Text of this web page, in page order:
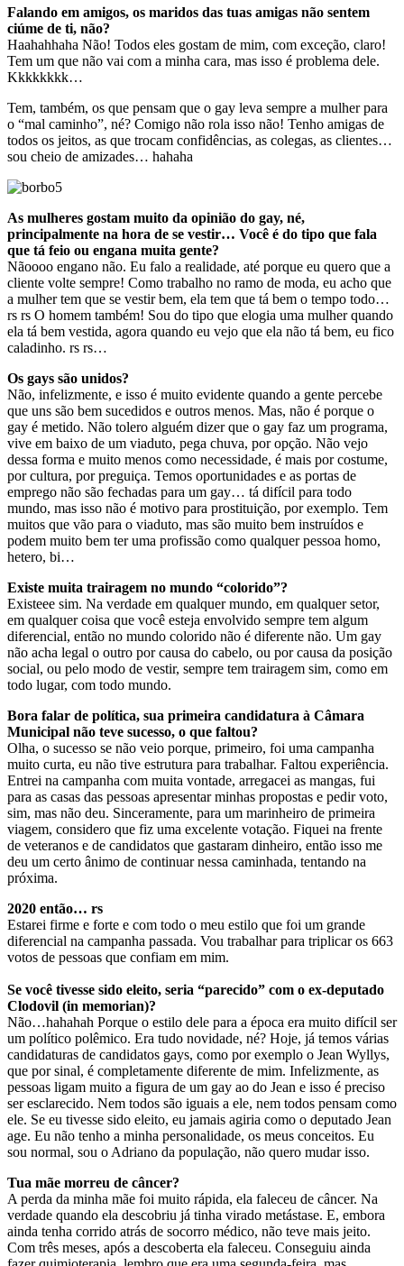
Falando em amigos, os maridos das tuas amigas não sentem
ciúme de ti, não?
Haahahhaha Não! Todos eles gostam de mim, com exceção, claro!
Tem um que não vai com a minha cara, mas isso é problema dele.
Kkkkkkkk…
Tem, também, os que pensam que o gay leva sempre a mulher para
o “mal caminho”, né? Comigo não rola isso não! Tenho amigas de
todos os jeitos, as que trocam confidências, as colegas, as clientes…
sou cheio de amizades… hahaha
As mulheres gostam muito da opinião do gay, né,
principalmente na hora de se vestir… Você é do tipo que fala
que tá feio ou engana muita gente?
Nãoooo engano não. Eu falo a realidade, até porque eu quero que a
cliente volte sempre! Como trabalho no ramo de moda, eu acho que
a mulher tem que se vestir bem, ela tem que tá bem o tempo todo…
rs rs O homem também! Sou do tipo que elogia uma mulher quando
ela tá bem vestida, agora quando eu vejo que ela não tá bem, eu fico
caladinho. rs rs…
Os gays são unidos?
Não, infelizmente, e isso é muito evidente quando a gente percebe
que uns são bem sucedidos e outros menos. Mas, não é porque o
gay é metido. Não tolero alguém dizer que o gay faz um programa,
vive em baixo de um viaduto, pega chuva, por opção. Não vejo
dessa forma e muito menos como necessidade, é mais por costume,
por cultura, por preguiça. Temos oportunidades e as portas de
emprego não são fechadas para um gay… tá difícil para todo
mundo, mas isso não é motivo para prostituição, por exemplo. Tem
muitos que vão para o viaduto, mas são muito bem instruídos e
podem muito bem ter uma profissão como qualquer pessoa homo,
hetero, bi…
Existe muita trairagem no mundo “colorido”?
Existeee sim. Na verdade em qualquer mundo, em qualquer setor,
em qualquer coisa que você esteja envolvido sempre tem algum
diferencial, então no mundo colorido não é diferente não. Um gay
não acha legal o outro por causa do cabelo, ou por causa da posição
social, ou pelo modo de vestir, sempre tem trairagem sim, como em
todo lugar, com todo mundo.
Bora falar de política, sua primeira candidatura à Câmara
Municipal não teve sucesso, o que faltou?
Olha, o sucesso se não veio porque, primeiro, foi uma campanha
muito curta, eu não tive estrutura para trabalhar. Faltou experiência.
Entrei na campanha com muita vontade, arregacei as mangas, fui
para as casas das pessoas apresentar minhas propostas e pedir voto,
sim, mas não deu. Sinceramente, para um marinheiro de primeira
viagem, considero que fiz uma excelente votação. Fiquei na frente
de veteranos e de candidatos que gastaram dinheiro, então isso me
deu um certo ânimo de continuar nessa caminhada, tentando na
próxima.
2020 então… rs
Estarei firme e forte e com todo o meu estilo que foi um grande
diferencial na campanha passada. Vou trabalhar para triplicar os 663
votos de pessoas que confiam em mim.
Se você tivesse sido eleito, seria “parecido” com o ex-deputado
Clodovil (in memorian)?
Não…hahahah Porque o estilo dele para a época era muito difícil ser
um político polêmico. Era tudo novidade, né? Hoje, já temos várias
candidaturas de candidatos gays, como por exemplo o Jean Wyllys,
que por sinal, é completamente diferente de mim. Infelizmente, as
pessoas ligam muito a figura de um gay ao do Jean e isso é preciso
ser esclarecido. Nem todos são iguais a ele, nem todos pensam como
ele. Se eu tivesse sido eleito, eu jamais agiria como o deputado Jean
age. Eu não tenho a minha personalidade, os meus conceitos. Eu
sou normal, sou o Adriano da população, não quero mudar isso.
Tua mãe morreu de câncer?
A perda da minha mãe foi muito rápida, ela faleceu de câncer. Na
verdade quando ela descobriu já tinha virado metástase. E, embora
ainda tenha corrido atrás de socorro médico, não teve mais jeito.
Com três meses, após a descoberta ela faleceu. Conseguiu ainda